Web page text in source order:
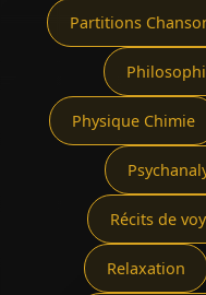
Partitions
Physique Chimie
Récits de
Relaxation